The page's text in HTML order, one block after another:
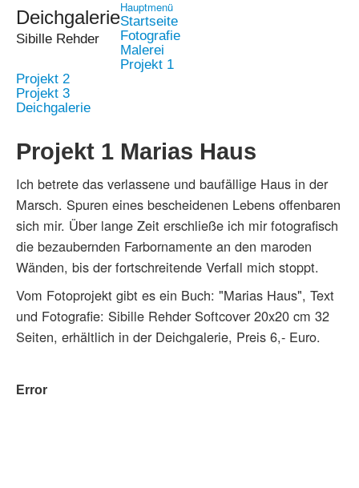
Deichgalerie
Sibille Rehder
Hauptmenü
Startseite
Fotografie
Malerei
Projekt 1
Projekt 2
Projekt 3
Deichgalerie
Projekt 1 Marias Haus
Ich betrete das verlassene und baufällige Haus in der
Marsch. Spuren eines bescheidenen Lebens offenbaren
sich mir. Über lange Zeit erschließe ich mir fotografisch
die bezaubernden Farbornamente an den maroden
Wänden, bis der fortschreitende Verfall mich stoppt.
Vom Fotoprojekt gibt es ein Buch: "Marias Haus", Text
und Fotografie: Sibille Rehder Softcover 20x20 cm 32
Seiten, erhältlich in der Deichgalerie, Preis 6,- Euro.
Error